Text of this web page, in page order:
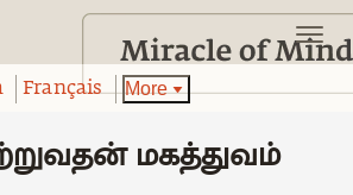
Français More
மகத்துவம்